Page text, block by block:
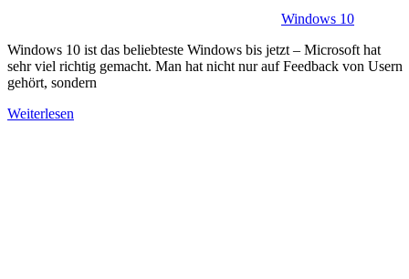
Windows 10
Windows 10 ist das beliebteste Windows bis jetzt – Microsoft hat
sehr viel richtig gemacht. Man hat nicht nur auf Feedback von Usern
gehört, sondern
Weiterlesen